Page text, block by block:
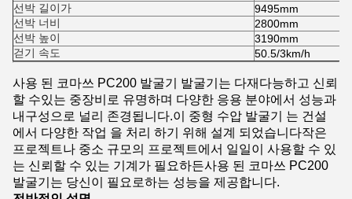
선박 길이가
9495mm
선박 너비
2800mm
선박 높이
3190mm
걷기 속도
50.5/3km/h
사용 된 코마쓰 PC200 발굴기 발굴기는 다재다능하고 신뢰
할 수있는 중장비로 유명하며 다양한 응용 분야에서 성능과
내구성으로 널리 존경됩니다.이 중형 수압 발굴기 는 건설
에서 다양한 작업 을 처리 하기 위해 설계 되었습니다작은
프로젝트나 중소 규모의 프로젝트에서 일일이 사용할 수 있
는 신뢰할 수 있는 기계가 필요하든사용 된 코마쓰 PC200
발굴기는 당신이 필요로하는 성능을 제공합니다.